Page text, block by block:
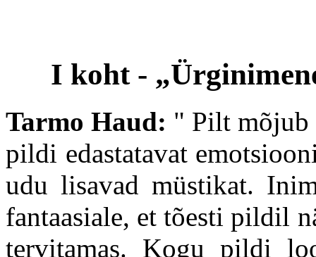
I koht -
Tarmo Haud: " Pilt
pildi edastatavat
udu lisavad müstikat.
fantaasiale, et tõesti pildil
tervitamas. Kogu pildi